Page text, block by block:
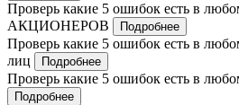
Проверь какие 5 ошибок есть в
АКЦИОНЕРОВ
Подробнее
Проверь какие 5 ошибок есть в
лиц
Подробнее
Проверь какие 5 ошибок есть в
Подробнее